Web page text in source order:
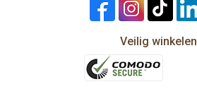
Veilig winkelen